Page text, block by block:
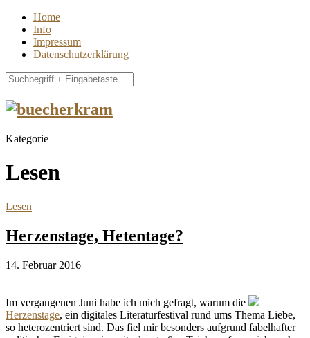
Home
Info
Impressum
Datenschutzerklärung
Kategorie
Lesen
Lesen
Herzenstage, Hetentage?
14. Februar 2016
Im vergangenen Juni habe ich mich gefragt, warum die
Herzenstage, ein digitales Literaturfestival rund ums Thema Liebe,
so heterozentriert sind. Das fiel mir besonders aufgrund fabelhafter